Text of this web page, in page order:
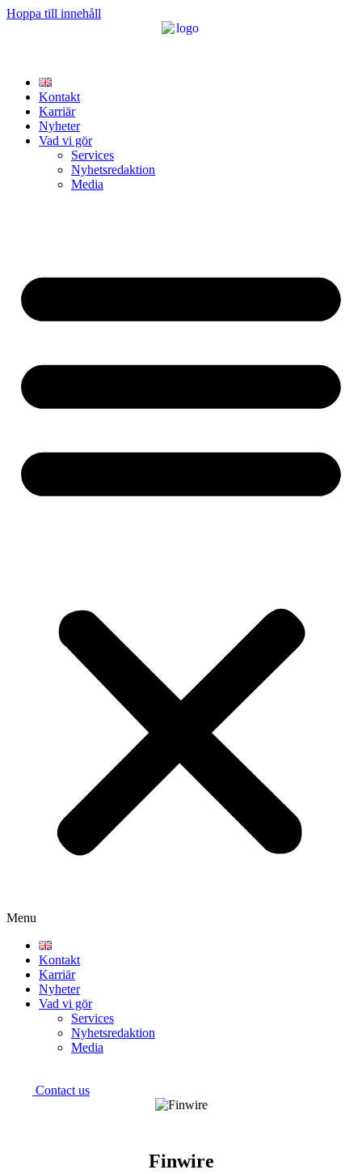
Hoppa till innehåll
Kontakt
Karriär
Nyheter
Vad vi gör
Services
Nyhetsredaktion
Media
Menu
Kontakt
Karriär
Nyheter
Vad vi gör
Services
Nyhetsredaktion
Media
Contact us
Finwire